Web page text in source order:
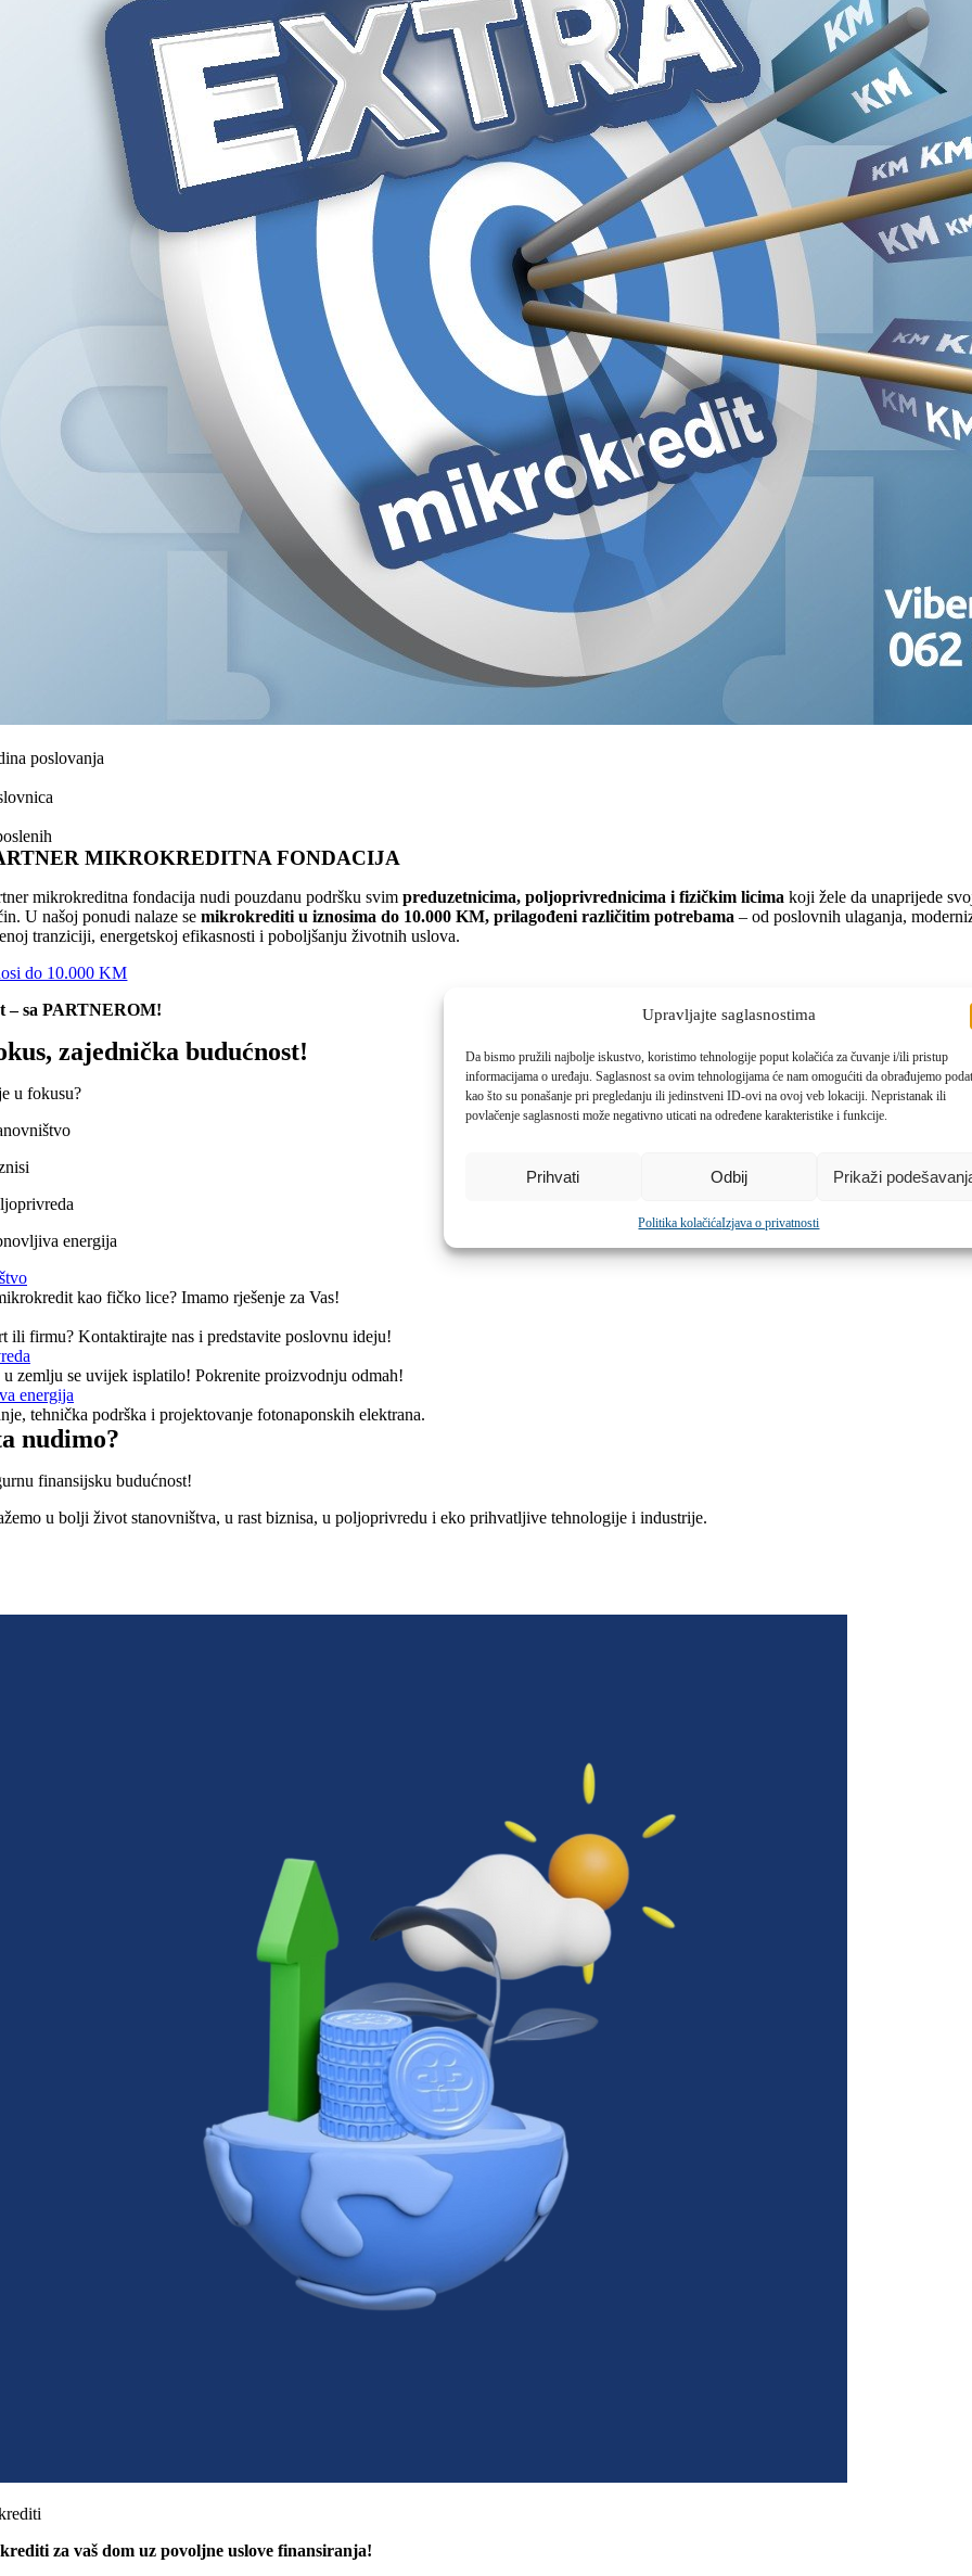
Upravljajte saglasnostima
Da bismo pružili najbolje iskustvo, koristimo tehnologije poput kolačića za čuvanje i/ili pristup
informacijama o uređaju. Saglasnost sa ovim tehnologijama će nam omogućiti da obrađujemo
kao što su ponašanje pri pregledanju ili jedinstveni ID-ovi na ovoj veb lokaciji. Nepristanak ili
povlačenje saglasnosti može negativno uticati na određene karakteristike i funkcije.
Prihvati Odbij Prikaži
Politika kolačićaIzjava o privatnosti
poslovanja
MIKROKREDITNA FONDACIJA
mikrokreditna fondacija nudi pouzdanu podršku svimpreduzetnicima, poljoprivrednicima i fizičkim licima koji žele da unaprijede
U našoj ponudi nalaze semikrokrediti u iznosima do 10.000 KM, prilagođeni različitim potrebama – od poslovnih ulaganja,
tranziciji, energetskoj efikasnosti i poboljšanju životnih uslova.
do 10.000 KM
– sa PARTNEROM!
zajednička budućnost!
u fokusu?
energija
kao fičko lice? Imamo rješenje za Vas!
ili firmu? Kontaktirajte nas i predstavite poslovnu ideju!
u zemlju se uvijek isplatilo! Pokrenite proizvodnju odmah!
energija
tehnička podrška i projektovanje fotonaponskih elektrana.
nudimo?
finansijsku budućnost!
u bolji život stanovništva, u rast biznisa, u poljoprivredu i eko prihvatljive tehnologije i industrije.
za vaš dom uz povoljne uslove finansiranja!